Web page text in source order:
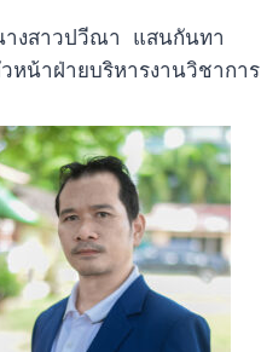
างสาวปวีณา แสนกันทา
วหน้าฝ่ายบริหารงานวิชาการ